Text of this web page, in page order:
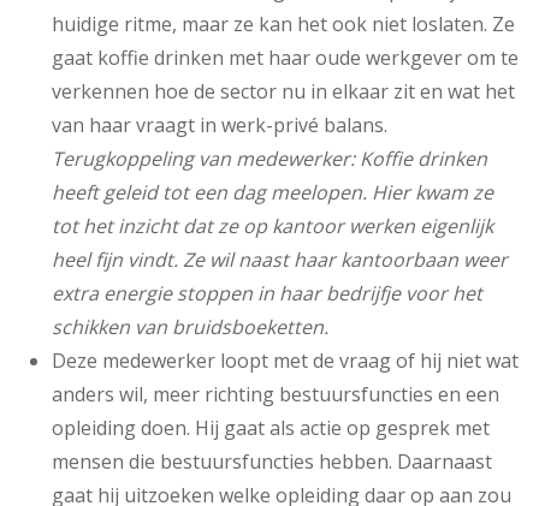
huidige ritme, maar ze kan het ook niet loslaten. Ze
gaat koffie drinken met haar oude werkgever om te
verkennen hoe de sector nu in elkaar zit en wat het
van haar vraagt in werk-privé balans.
Terugkoppeling van medewerker: Koffie drinken
heeft geleid tot een dag meelopen. Hier kwam ze
tot het inzicht dat ze op kantoor werken eigenlijk
heel fijn vindt. Ze wil naast haar kantoorbaan weer
extra energie stoppen in haar bedrijfje voor het
schikken van bruidsboeketten.
Deze medewerker loopt met de vraag of hij niet wat
anders wil, meer richting bestuursfuncties en een
opleiding doen. Hij gaat als actie op gesprek met
mensen die bestuursfuncties hebben. Daarnaast
gaat hij uitzoeken welke opleiding daar op aan zou